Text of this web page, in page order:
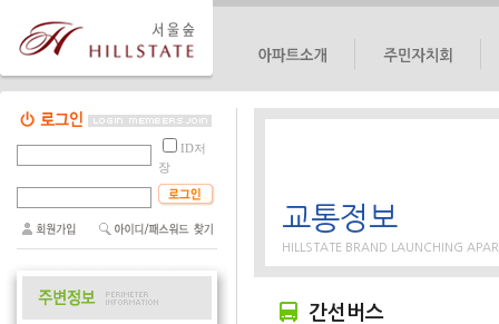
단지소개
단지평형도
편의시설
대표회의
헬스장
반상회
ID저
장
교통정보
HILLSTATE BRAND LAUNCHING
간선버스